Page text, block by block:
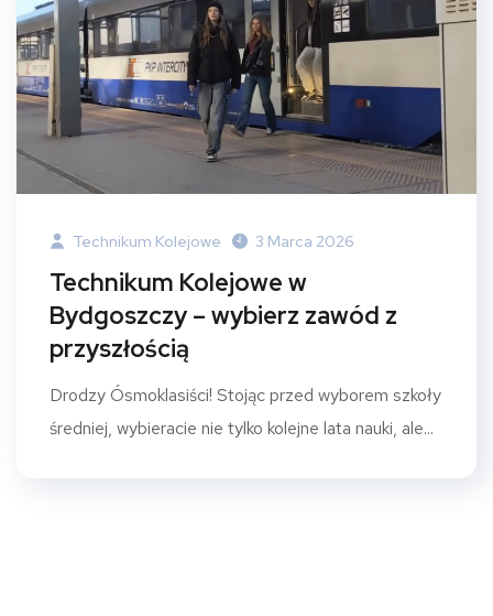
Technikum Kolejowe 3 Marca 2026
Technikum Kolejowe w
Bydgoszczy – wybierz zawód z
przyszłością
Drodzy Ósmoklasiści! Stojąc przed wyborem szkoły
średniej, wybieracie nie tylko kolejne lata nauki, ale...